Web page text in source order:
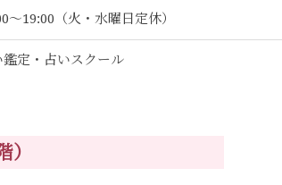
～19:00（火・水曜日定休）
鑑定・占いスクール
）